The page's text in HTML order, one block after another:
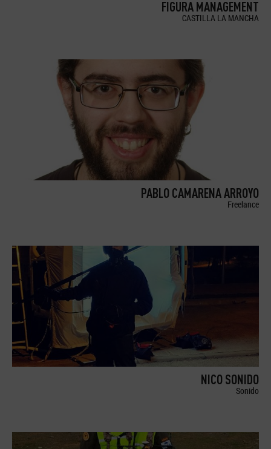
FIGURA MANAGEMENT
CASTILLA LA MANCHA
PABLO CAMARENA ARROYO
Freelance
NICO SONIDO
Sonido